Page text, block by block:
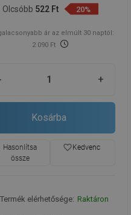
Olcsóbb 522 Ft 20%
ár az elmúlt 30 naptól:
2 090 Ft
+
Kosárba
Hasonlítsa
össze
favorite_borderKedvenc
Termék elérhetősége: Raktáron